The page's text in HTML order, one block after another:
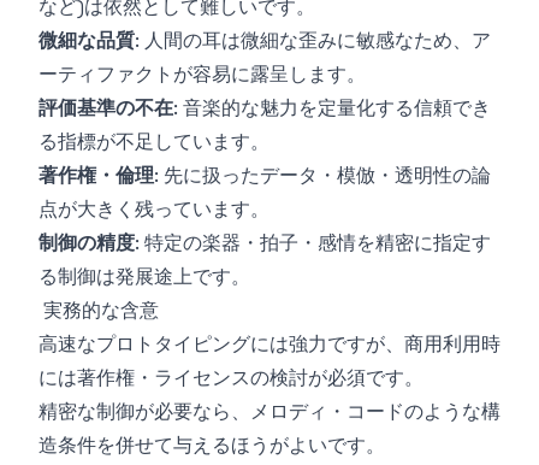
など)は依然として難しいです。
微細な品質: 人間の耳は微細な歪みに敏感なため、ア
ーティファクトが容易に露呈します。
評価基準の不在: 音楽的な魅力を定量化する信頼でき
る指標が不足しています。
著作権・倫理: 先に扱ったデータ・模倣・透明性の論
点が大きく残っています。
制御の精度: 特定の楽器・拍子・感情を精密に指定す
る制御は発展途上です。
実務的な含意
高速なプロトタイピングには強力ですが、商用利用時
には著作権・ライセンスの検討が必須です。
精密な制御が必要なら、メロディ・コードのような構
造条件を併せて与えるほうがよいです。